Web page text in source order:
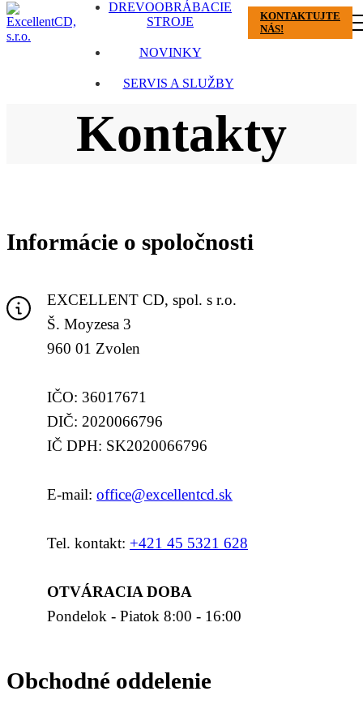
DREVOOBRÁBACIE
STROJE
NOVINKY
SERVIS A SLUŽBY
KONTAKTUJTE
NÁS!
Kontakty
Informácie o spoločnosti
EXCELLENT CD, spol. s r.o.
Š. Moyzesa 3
960 01 Zvolen
IČO: 36017671
DIČ: 2020066796
IČ DPH: SK2020066796
E-mail: office@excellentcd.sk
Tel. kontakt: +421 45 5321 628
OTVÁRACIA DOBA
Pondelok - Piatok 8:00 - 16:00
Obchodné oddelenie